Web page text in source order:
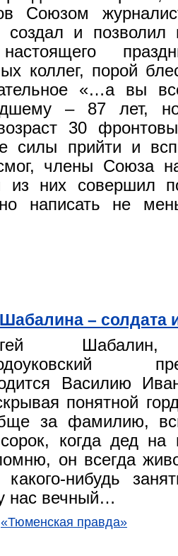
Союзом
и позволил
коллег, порой
«…а вы
– 87 лет,
30
силы прийти и
члены Союза
из них совершил
написать не
– солдата
Шабалин,
Василию
понятной
за фамилию,
сорок, когда дед
он всегда
нибудь
нас вечный…
«Тюменская правда»